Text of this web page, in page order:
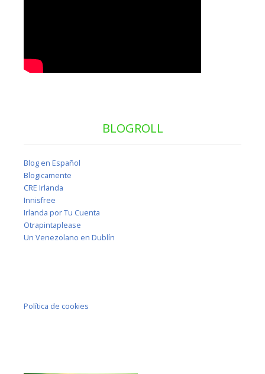
BLOGROLL
Blog en Español
Blogicamente
CRE Irlanda
Innisfree
Irlanda por Tu Cuenta
Otrapintaplease
Un Venezolano en Dublín
Política de cookies